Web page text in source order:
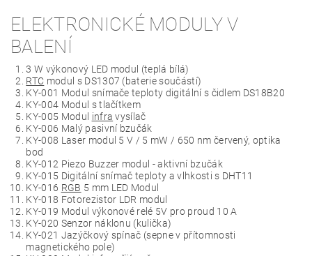
ELEKTRONICKÉ MODULY V
BALENÍ
3 W výkonový LED modul (teplá bílá)
RTC modul s DS1307 (baterie součástí)
KY-001 Modul snímače teploty digitální s čidlem DS18B20
KY-004 Modul s tlačítkem
KY-005 Modul infra vysílač
KY-006 Malý pasivní bzučák
KY-008 Laser modul 5 V / 5 mW / 650 nm červený, optika
bod
KY-012 Piezo Buzzer modul - aktivní bzučák
KY-015 Digitální snímač teploty a vlhkosti s DHT11
KY-016 RGB 5 mm LED Modul
KY-018 Fotorezistor LDR modul
KY-019 Modul výkonové relé 5V pro proud 10 A
KY-020 Senzor náklonu (kulička)
KY-021 Jazýčkový spínač (sepne v přítomnosti
magnetického pole)